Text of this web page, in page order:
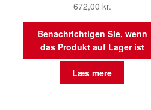
672,00 kr.
Benachrichtigen Sie, wenn
das Produkt auf Lager ist
Læs mere